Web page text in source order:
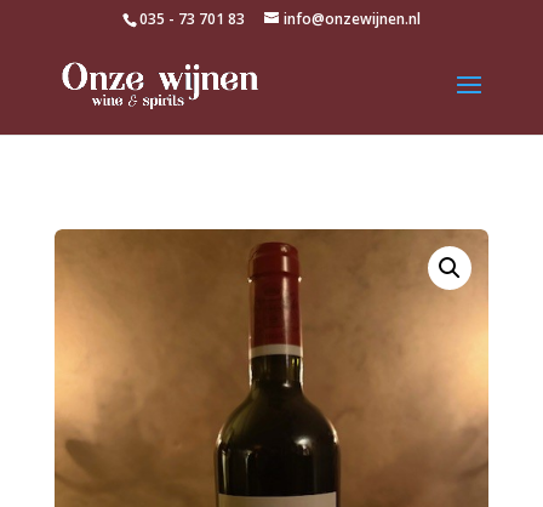
035 - 73 701 83 info@onzewijnen.nl